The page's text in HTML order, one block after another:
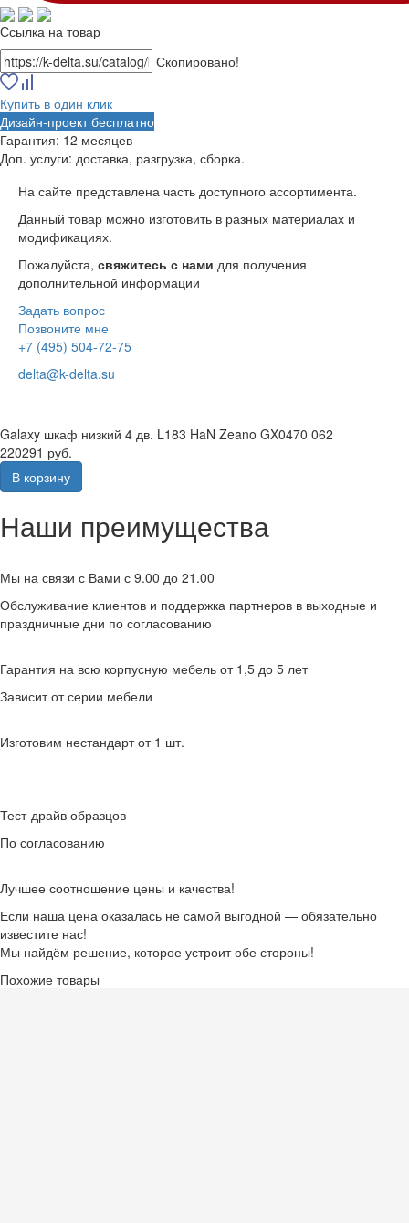
Ссылка на товар
Скопировано!
Купить в один клик
Дизайн-проект бесплатно
Гарантия: 12 месяцев
Доп. услуги: доставка, разгрузка, сборка.
На сайте представлена часть доступного ассортимента.
Данный товар можно изготовить в разных материалах и
модификациях.
Пожалуйста, свяжитесь с нами для получения
дополнительной информации
Задать вопрос
Позвоните мне
+7 (495) 504-72-75
delta@k-delta.su
Galaxy шкаф низкий 4 дв. L183 HaN Zeano GX0470 062
220291 руб.
В корзину
Наши преимущества
Мы на связи с Вами с 9.00 до 21.00
Обслуживание клиентов и поддержка партнеров в выходные и
праздничные дни по согласованию
Гарантия на всю корпусную мебель от 1,5 до 5 лет
Зависит от серии мебели
Изготовим нестандарт от 1 шт.
Тест-драйв образцов
По согласованию
Лучшее соотношение цены и качества!
Если наша цена оказалась не самой выгодной — обязательно
известите нас!
Мы найдём решение, которое устроит обе стороны!
Похожие товары